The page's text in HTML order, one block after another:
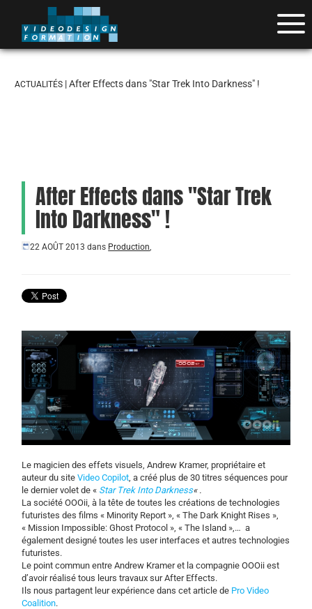
ACTUALITÉS | After Effects dans "Star Trek Into Darkness" !
After Effects dans "Star Trek
Into Darkness" !
22 AOÛT 2013 dans Production,
Le magicien des effets visuels, Andrew Kramer, propriétaire et
auteur du siteVideo Copilot , a créé plus de 30 titres séquences pour
le dernier volet de « Star Trek Into Darkness« .
La société OOOii, à la tête de toutes les créations de technologies
futuristes des films « Minority Report », « The Dark Knight Rises »,
« Mission Impossible: Ghost Protocol », « The Island » ,… a
également designé toutes les user interfaces et autres technologies
futuristes.
Le point commun entre Andrew Kramer et la compagnie OOOii est
d’avoir réalisé tous leurs travaux sur After Effects.
Ils nous partagent leur expérience dans cet article de Pro Video
Coalition.